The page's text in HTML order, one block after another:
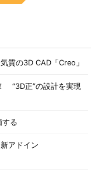
質の3D CAD「Creo」
“3D正”の設計を実現
する
アドイン